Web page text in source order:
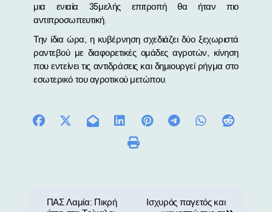
μια ενιαία 35μελής επιτροπή θα ήταν πιο
αντιπροσωπευτική.
Την ίδια ώρα, η κυβέρνηση σχεδιάζει δύο ξεχωριστά
ραντεβού με διαφορετικές ομάδες αγροτών, κίνηση
που εντείνει τις αντιδράσεις και δημιουργεί ρήγμα στο
εσωτερικό του αγροτικού μετώπου.
ΠΑΣ Λαμία: Πικρή
Ισχυρός παγετός και